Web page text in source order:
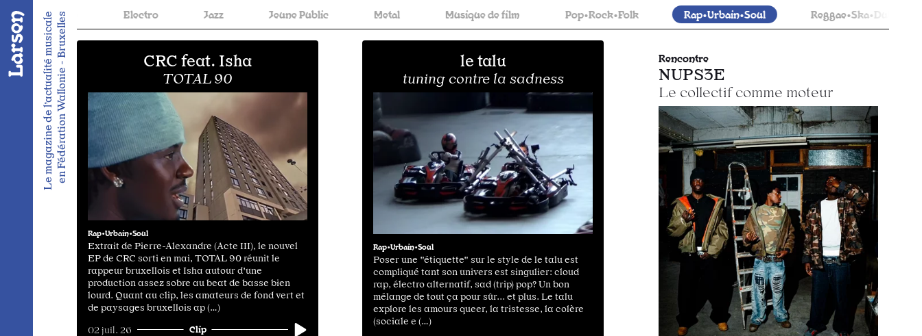
Electro Jazz Jeune Public Metal Musique de film Pop•Rock•Folk Rap•Urbain•Soul Reggae•Ska•Dub Trad
Le magazine de l’actualité musicaleen Fédération Wallonie - Bruxelles CRC feat. Isha
TOTAL 90
Rap•Urbain•Soul
Extrait de Pierre-Alexandre (Acte III), le nouvel
EP de CRC sorti en mai, TOTAL 90 réunit le
rappeur bruxellois et Isha autour d'une
production assez sobre au beat de basse bien
lourd. Quant au clip, les amateurs de fond vert et
de paysages bruxellois ap (…)
02 juil. 26 Clip
le talu
tuning contre la sadness
Rap•Urbain•Soul
Poser une "étiquette" sur le style de le talu est
compliqué tant son univers est singulier: cloud
rap, électro alternatif, sad (trip) pop? Un bon
mélange de tout ça pour sûr... et plus. Le talu
explore les amours queer, la tristesse, la colère
(sociale e (…)
Rencontre
NUPS3E
Le collectif comme moteur